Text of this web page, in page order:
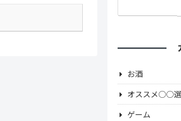
お酒
オススメ○○選
ゲーム